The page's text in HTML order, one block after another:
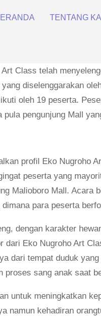
TENTANG
Class telah
diselenggarakan
oleh 19 peserta.
pula pengunjung Mall
profil Eko Nugroho
peserta yang
Malioboro Mall.
para peserta
dengan karakter
dari Eko Nugroho Art
dari tempat duduk
proses sang anak saat
untuk meningkatkan
namun kehadiran